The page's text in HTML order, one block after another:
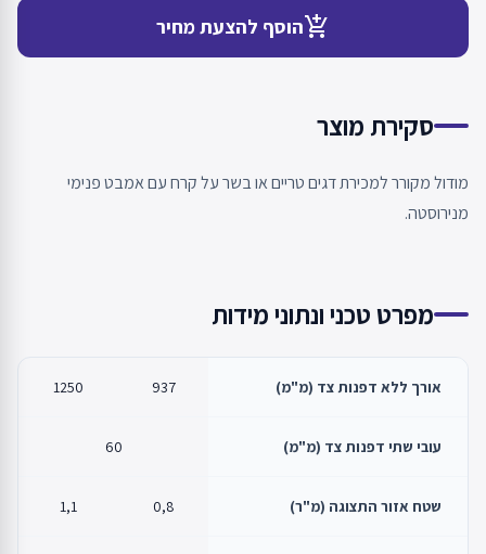
add_shopping_cartהוסף להצעת מחיר
סקירת מוצר
מודול מקורר למכירת דגים טריים או בשר על קרח עם אמבט פנימי
מנירוסטה.
מפרט טכני ונתוני מידות
אורך ללא דפנות צד (מ"מ) 937
1250
עובי שתי דפנות צד (מ"מ) 60
שטח אזור התצוגה (מ"ר) 0,8
1,1